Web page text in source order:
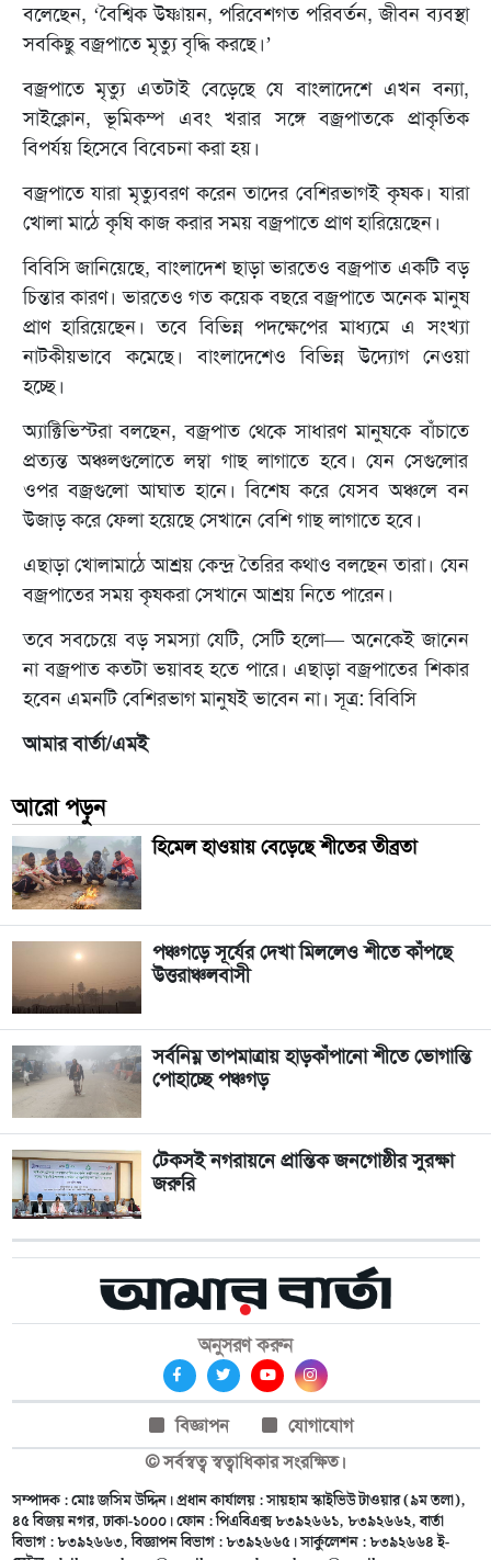
বলেছেন, ‘বৈশ্বিক উষ্ণায়ন, পরিবেশগত পরিবর্তন, জীবন ব্যবস্থা
সবকিছু বজ্রপাতে মৃত্যু বৃদ্ধি করছে।’
বজ্রপাতে মৃত্যু এতটাই বেড়েছে যে বাংলাদেশে এখন বন্যা,
সাইক্লোন, ভূমিকম্প এবং খরার সঙ্গে বজ্রপাতকে প্রাকৃতিক
বিপর্যয় হিসেবে বিবেচনা করা হয়।
বজ্রপাতে যারা মৃত্যুবরণ করেন তাদের বেশিরভাগই কৃষক। যারা
খোলা মাঠে কৃষি কাজ করার সময় বজ্রপাতে প্রাণ হারিয়েছেন।
বিবিসি জানিয়েছে, বাংলাদেশ ছাড়া ভারতেও বজ্রপাত একটি বড়
চিন্তার কারণ। ভারতেও গত কয়েক বছরে বজ্রপাতে অনেক মানুষ
প্রাণ হারিয়েছেন। তবে বিভিন্ন পদক্ষেপের মাধ্যমে এ সংখ্যা
নাটকীয়ভাবে কমেছে। বাংলাদেশেও বিভিন্ন উদ্যোগ নেওয়া
হচ্ছে।
অ্যাক্টিভিস্টরা বলছেন, বজ্রপাত থেকে সাধারণ মানুষকে বাঁচাতে
প্রত্যন্ত অঞ্চলগুলোতে লম্বা গাছ লাগাতে হবে। যেন সেগুলোর
ওপর বজ্রগুলো আঘাত হানে। বিশেষ করে যেসব অঞ্চলে বন
উজাড় করে ফেলা হয়েছে সেখানে বেশি গাছ লাগাতে হবে।
এছাড়া খোলামাঠে আশ্রয় কেন্দ্র তৈরির কথাও বলছেন তারা। যেন
বজ্রপাতের সময় কৃষকরা সেখানে আশ্রয় নিতে পারেন।
তবে সবচেয়ে বড় সমস্যা যেটি, সেটি হলো— অনেকেই জানেন
না বজ্রপাত কতটা ভয়াবহ হতে পারে। এছাড়া বজ্রপাতের শিকার
হবেন এমনটি বেশিরভাগ মানুষই ভাবেন না। সূত্র: বিবিসি
আমার বার্তা/এমই
আরো পড়ুন
হিমেল হাওয়ায় বেড়েছে শীতের তীব্রতা
পঞ্চগড়ে সূর্যের দেখা মিললেও শীতে কাঁপছে
উত্তরাঞ্চলবাসী
সর্বনিম্ন তাপমাত্রায় হাড়কাঁপানো শীতে ভোগান্তি
পোহাচ্ছে পঞ্চগড়
টেকসই নগরায়নে প্রান্তিক জনগোষ্ঠীর সুরক্ষা
জরুরি
অনুসরণ করুন
বিজ্ঞাপন
যোগাযোগ
© সর্বস্বত্ব স্বত্বাধিকার সংরক্ষিত।
সম্পাদক : মোঃ জসিম উদ্দিন। প্রধান কার্যালয় : সায়হাম স্কাইভিউ টাওয়ার (৯ম তলা),
৪৫ বিজয় নগর, ঢাকা-১০০০। ফোন : পিএবিএক্স ৮৩৯২৬৬১, ৮৩৯২৬৬২, বার্তা
বিভাগ : ৮৩৯২৬৬৩, বিজ্ঞাপন বিভাগ : ৮৩৯২৬৬৫। সার্কুলেশন : ৮৩৯২৬৬৪ ই-